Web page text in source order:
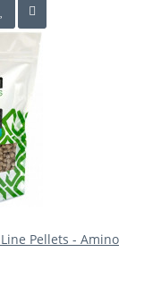
Pellets - Amino